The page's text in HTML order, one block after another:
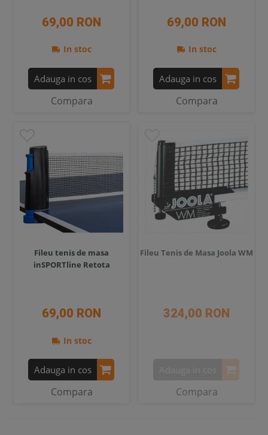
69,00 RON
In stoc
Adauga in cos
Compara
69,00 RON
In stoc
Adauga in cos
Compara
Fileu tenis de masa
inSPORTline Retota
69,00 RON
In stoc
Adauga in cos
Compara
Fileu Tenis de Masa Joola WM
324,00 RON
Compara